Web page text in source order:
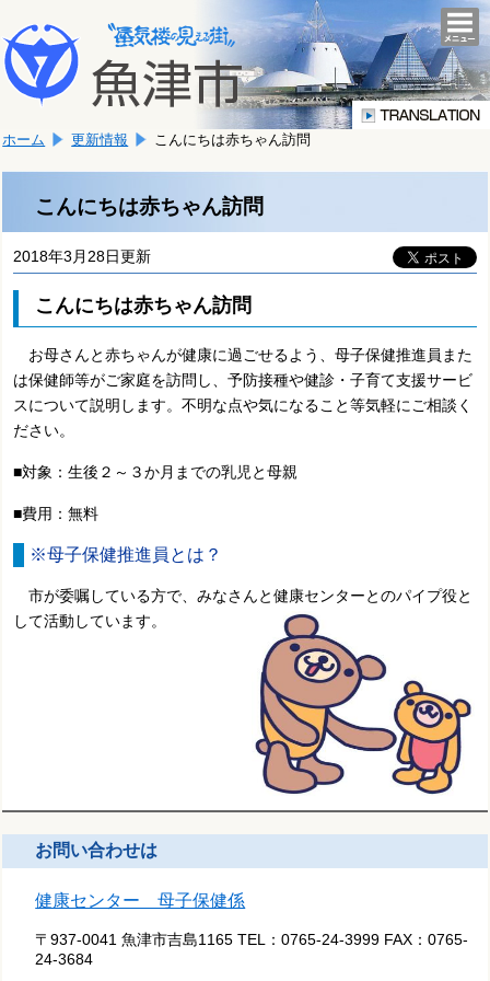
文
へ
移
ま
す。
こ
か
文
ホーム 更新情報 こんにちは赤ちゃん訪問
こんにちは赤ちゃん訪問
2018年3月28日更新
こんにちは赤ちゃん訪問
お母さんと赤ちゃんが健康に過ごせるよう、母子保健推進員また
は保健師等がご家庭を訪問し、予防接種や健診・子育て支援サービ
スについて説明します。不明な点や気になること等気軽にご相談く
ださい。
■対象：生後２～３か月までの乳児と母親
■費用：無料
※母子保健推進員とは？
市が委嘱している方で、みなさんと健康センターとのパイプ役と
して活動しています。
お問い合わせは
健康センター 母子保健係
〒937-0041 魚津市吉島1165 TEL：0765-24-3999 FAX：0765-
24-3684